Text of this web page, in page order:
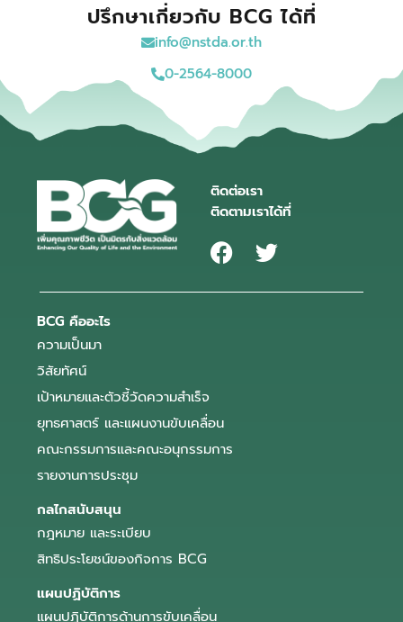
ปรึกษาเกี่ยวกับ BCG ได้ที่
info@nstda.or.th
0-2564-8000
ติดต่อเรา
ติดตามเราได้ที่
BCG คืออะไร
ความเป็นมา
วิสัยทัศน์
เป้าหมายและตัวชี้วัดความสำเร็จ
ยุทธศาสตร์ และแผนงานขับเคลื่อน
คณะกรรมการและคณะอนุกรรมการ
รายงานการประชุม
กลไกสนับสนุน
กฎหมาย และระเบียบ
สิทธิประโยชน์ของกิจการ BCG
แผนปฏิบัติการ
แผนปฏิบัติการด้านการขับเคลื่อน